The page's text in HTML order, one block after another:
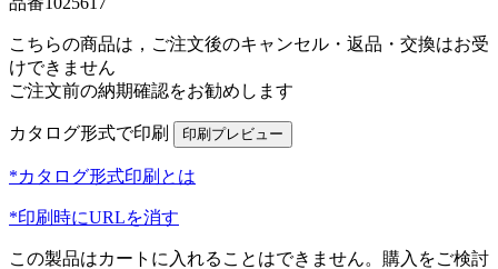
こちらの商品は，ご注文後のキャンセル・返品・交換はお受
けできません
ご注文前の納期確認をお勧めします
カタログ形式で印刷
*カタログ形式印刷とは
*印刷時にURLを消す
この製品はカートに入れることはできません。購入をご検討